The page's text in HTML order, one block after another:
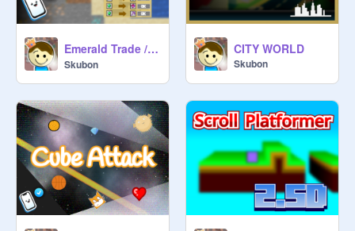
Emerald Trade / エメラルド トレード
Skubon
CITY WORLD
Skubon